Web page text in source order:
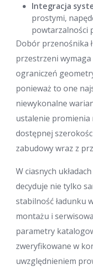
Integracja
prostymi,
powtarzalności
Dobór przenośnika
przestrzeni
ograniczeń
ponieważ to one
niewykonalne
ustalenie promienia
dostępnej
zabudowy wraz z
W ciasnych
decyduje nie tylko
stabilność ładunku
montażu i
parametry
zweryfikowane w
uwzględnieniem